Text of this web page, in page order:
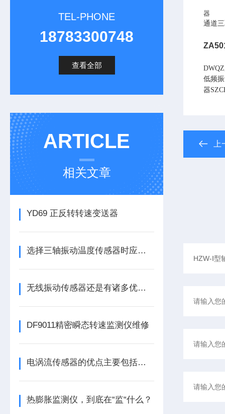
TEL-PHONE
18783300748
查看全部
ARTICLE
相关文章
YD69 正反转转速变送器
选择三轴振动温度传感器时应注意的细节
无线振动传感器还是有诸多优势的
DF9011精密瞬态转速监测仪维修
电涡流传感器的优点主要包括哪几点？
热膨胀监测仪，到底在“监“什么？
器
通道
低频
器